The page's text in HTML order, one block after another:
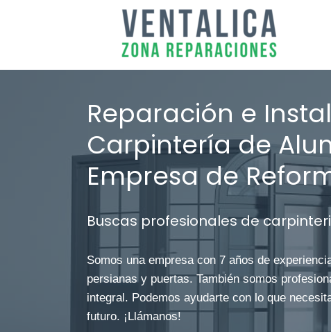
Reparación e
Carpintería de
Empresa de
Buscas profesionales de
Somos una empresa con 7 años de
persianas y puertas. También somos
integral. Podemos ayudarte con lo que
futuro. ¡Llámanos!